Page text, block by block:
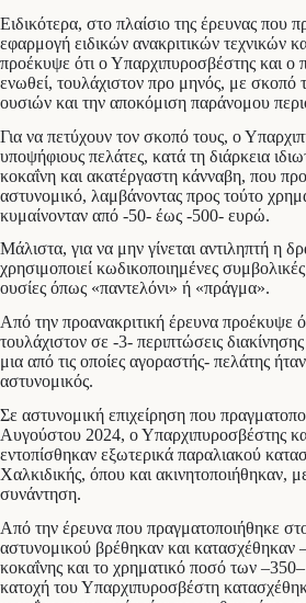
Ειδικότερα, στο πλαίσιο της έρευνας που
εφαρμογή ειδικών ανακριτικών τεχνικών
προέκυψε ότι ο Υπαρχιπυροσβέστης και ο
ενωθεί, τουλάχιστον προ μηνός, με σκοπό
ουσιών και την αποκόμιση παράνομου
Για να πετύχουν τον σκοπό τους, ο
υποψήφιους πελάτες, κατά τη διάρκεια
κοκαΐνη και ακατέργαστη κάνναβη, που
αστυνομικό, λαμβάνοντας προς τούτο
κυμαίνονταν από -50- έως -500- ευρώ.
Μάλιστα, για να μην γίνεται αντιληπτή η
χρησιμοποιεί κωδικοποιημένες συμβολικές
ουσίες όπως «παντελόνι» ή «πράγμα».
Από την προανακριτική έρευνα προέκυψε
τουλάχιστον σε -3- περιπτώσεις
μια από τις οποίες αγοραστής- πελάτης
αστυνομικός.
Σε αστυνομική επιχείρηση που
Αυγούστου 2024, ο Υπαρχιπυροσβέστης
εντοπίσθηκαν εξωτερικά παραλιακού
Χαλκιδικής, όπου και ακινητοποιήθηκαν,
συνάντηση.
Από την έρευνα που πραγματοποιήθηκε
αστυνομικού βρέθηκαν και κατασχέθηκαν
κοκαΐνης και το χρηματικό ποσό των
κατοχή του Υπαρχιπυροσβέστη